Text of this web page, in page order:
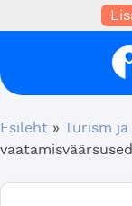
Esileht » Turism